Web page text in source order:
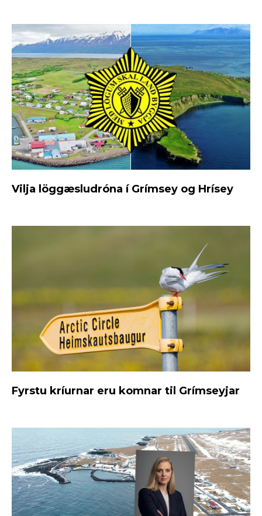
Vilja löggæsludróna í Grímsey og Hrísey
Fyrstu kríurnar eru komnar til Grímseyjar